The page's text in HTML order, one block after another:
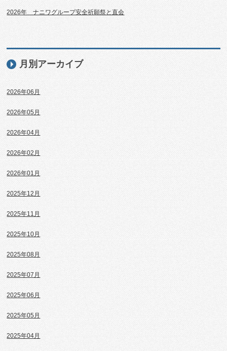
2026年 ナニワグループ安全祈願祭と直会
月別アーカイブ
2026年06月
2026年05月
2026年04月
2026年02月
2026年01月
2025年12月
2025年11月
2025年10月
2025年08月
2025年07月
2025年06月
2025年05月
2025年04月